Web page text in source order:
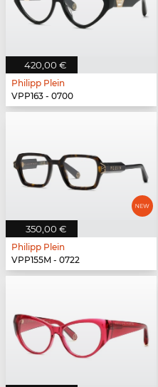
420,00 €
Philipp Plein
VPP163 - 0700
350,00 €
Philipp Plein
VPP155M - 0722